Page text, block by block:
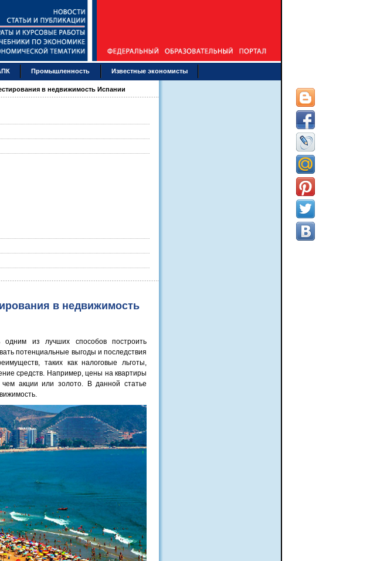
Промышленность Известные экономисты
в недвижимость Испании
в недвижимость
из лучших способов построить
потенциальные выгоды и последствия
таких как налоговые льготы,
средств. Например, цены на квартиры
акции или золото. В данной статье